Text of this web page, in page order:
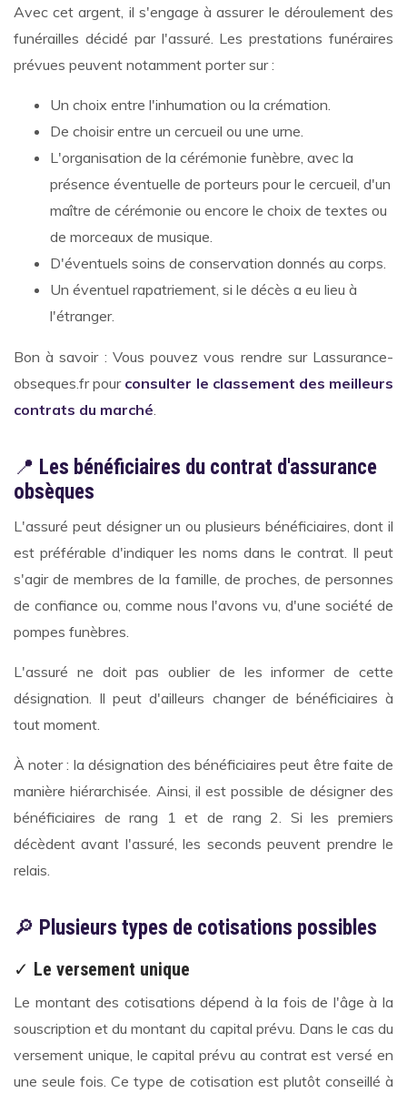
Avec cet argent, il s'engage à assurer le déroulement des
funérailles décidé par l'assuré. Les prestations funéraires
prévues peuvent notamment porter sur :
Un choix entre l'inhumation ou la crémation.
De choisir entre un cercueil ou une urne.
L'organisation de la cérémonie funèbre, avec la
présence éventuelle de porteurs pour le cercueil, d'un
maître de cérémonie ou encore le choix de textes ou
de morceaux de musique.
D'éventuels soins de conservation donnés au corps.
Un éventuel rapatriement, si le décès a eu lieu à
l'étranger.
Bon à savoir : Vous pouvez vous rendre sur Lassurance-
obseques.fr pour consulter le classement des meilleurs
contrats du marché
📍 Les bénéficiaires du contrat d'assurance
obsèques
L'assuré peut désigner un ou plusieurs bénéficiaires, dont il
est préférable d'indiquer les noms dans le contrat. Il peut
s'agir de membres de la famille, de proches, de personnes
de confiance ou, comme nous l'avons vu, d'une société de
pompes funèbres.
L'assuré ne doit pas oublier de les informer de cette
désignation. Il peut d'ailleurs changer de bénéficiaires à
tout moment.
À noter : la désignation des bénéficiaires peut être faite de
manière hiérarchisée. Ainsi, il est possible de désigner des
bénéficiaires de rang 1 et de rang 2. Si les premiers
décèdent avant l'assuré, les seconds peuvent prendre le
relais.
🔎 Plusieurs types de cotisations possibles
✓ Le versement unique
Le montant des cotisations dépend à la fois de l'âge à la
souscription et du montant du capital prévu. Dans le cas du
versement unique, le capital prévu au contrat est versé en
une seule fois. Ce type de cotisation est plutôt conseillé à